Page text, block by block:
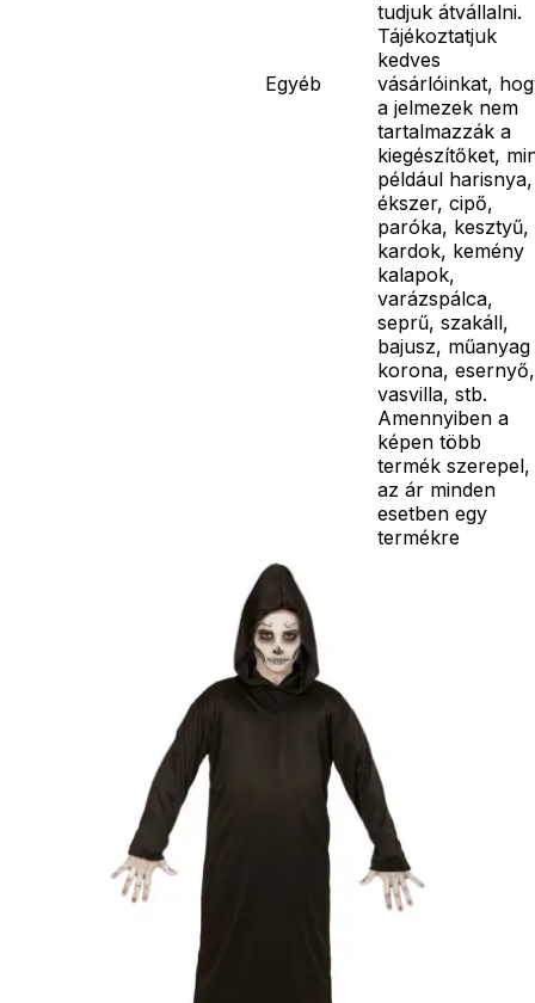
Egyéb
tudjuk átvállalni.
Tájékoztatjuk
kedves
vásárlóinkat,
a jelmezek nem
tartalmazzák a
kiegészítőket,
például harisnya,
ékszer, cipő,
paróka, kesztyű,
kardok, kemény
kalapok,
varázspálca,
seprű, szakáll,
bajusz, műanyag
korona, esernyő,
vasvilla, stb.
Amennyiben a
képen több
termék szerepel,
az ár minden
esetben egy
termékre
Szállítás:
- Csomagautomata: 1190
forinttól
- Házhozszállítás: 2190
- Személyes átvétel:
ingyenesen
Kiegészítő
termékek